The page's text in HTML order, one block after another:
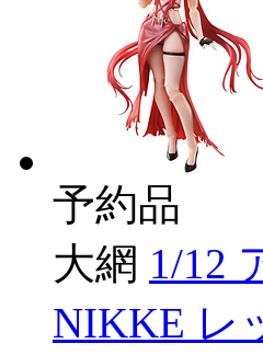
予約品
大網 1/12
NIKKE レ